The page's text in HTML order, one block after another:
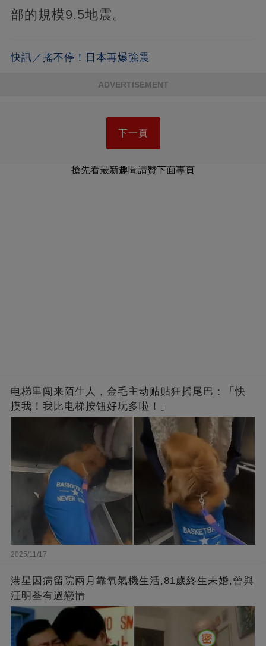
部的規模9.5地震。
快訊／搖不停！日本再爆強震
ADVERTISEMENT
下一頁
搶先看最新趣聞請贊下面專頁
电梯里闯来陌生人，金毛主动贴贴狂摇尾巴：「快
摸我！我比电梯按钮好玩多啦！」
2025/11/17
港星因病留院兩月靠氧氣機生活,81歲終生未婚,曾與
汪明荃有過戀情